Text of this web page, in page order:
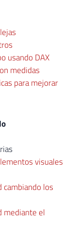
usando DAX
medidas
para mejorar
visuales
los
mediante el